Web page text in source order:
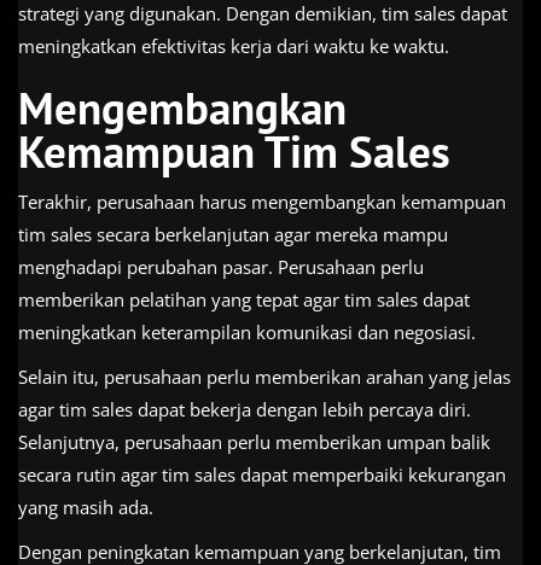
strategi yang digunakan. Dengan demikian, tim sales dapat
meningkatkan efektivitas kerja dari waktu ke waktu.
Mengembangkan
Kemampuan Tim Sales
Terakhir, perusahaan harus mengembangkan kemampuan
tim sales secara berkelanjutan agar mereka mampu
menghadapi perubahan pasar. Perusahaan perlu
memberikan pelatihan yang tepat agar tim sales dapat
meningkatkan keterampilan komunikasi dan negosiasi.
Selain itu, perusahaan perlu memberikan arahan yang jelas
agar tim sales dapat bekerja dengan lebih percaya diri.
Selanjutnya, perusahaan perlu memberikan umpan balik
secara rutin agar tim sales dapat memperbaiki kekurangan
yang masih ada.
Dengan peningkatan kemampuan yang berkelanjutan, tim